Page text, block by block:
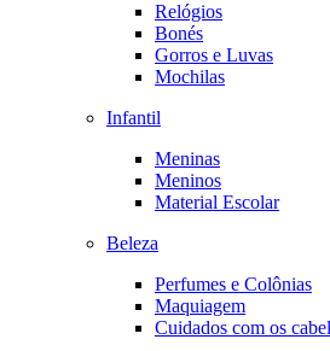
Relógios
Bonés
Gorros e Luvas
Mochilas
Infantil
Meninas
Meninos
Material Escolar
Beleza
Perfumes e Colônias
Maquiagem
Cuidados com os